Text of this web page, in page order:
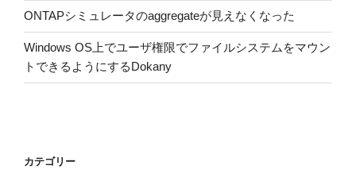
ONTAPシミュレータのaggregateが見えなくなった
Windows OS上でユーザ権限でファイルシステムをマウン
トできるようにするDokany
カテゴリー